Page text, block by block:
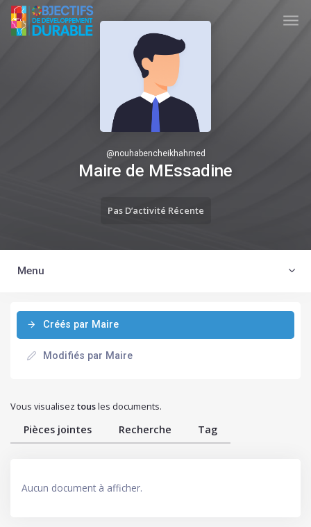
Skip to main content
TUNISIA ODD
@nouhabencheikhahmed
Maire de MEssadine
Pas D’activité Récente
Menu
Créés par Maire
Modifiés par Maire
Vous visualisez tousles documents.
Pièces jointes Recherche Tag
Aucun document à afficher.